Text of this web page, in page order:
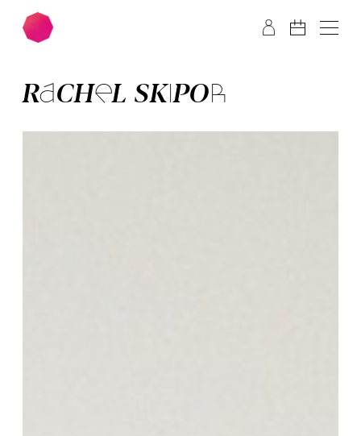
Zum Hauptinhalt springen Zum Footer springen
RACHEL SKIPOR